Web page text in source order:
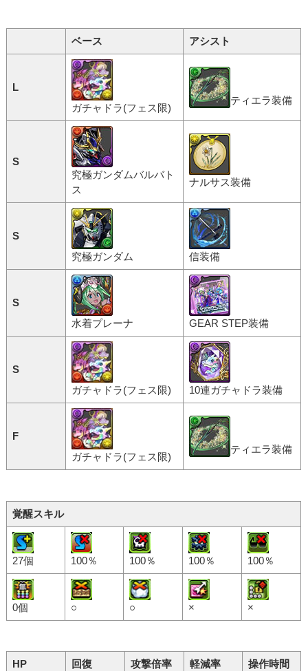
ベース アシスト
L
ガチャドラ(フェス限)
ティエラ装備
S
究極ガンダムバルバト
ス
ナルサス装備
S
究極ガンダム
信装備
S
水着プレーナ
GEAR STEP装備
S
ガチャドラ(フェス限)
10連ガチャドラ装備
F
ガチャドラ(フェス限)
ティエラ装備
覚醒スキル
27個 100％ 100％ 100％ 100％
0個 ○ ○ × ×
HP 回復 攻撃倍率 軽減率 操作時間